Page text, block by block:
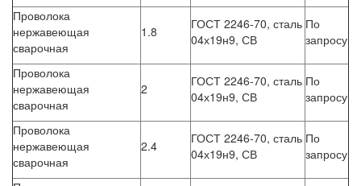
Проволока
нержавеющая
сварочная
1.8
ГОСТ 2246-70, сталь
04х19н9, СВ
По
запросу
Проволока
нержавеющая
сварочная
2
ГОСТ 2246-70, сталь
04х19н9, СВ
По
запросу
Проволока
нержавеющая
сварочная
2.4
ГОСТ 2246-70, сталь
04х19н9, СВ
По
запросу